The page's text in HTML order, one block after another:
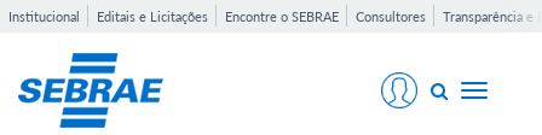
Institucional Editais e Licitações Encontre o SEBRAE Consultores Transparência e
Toggle